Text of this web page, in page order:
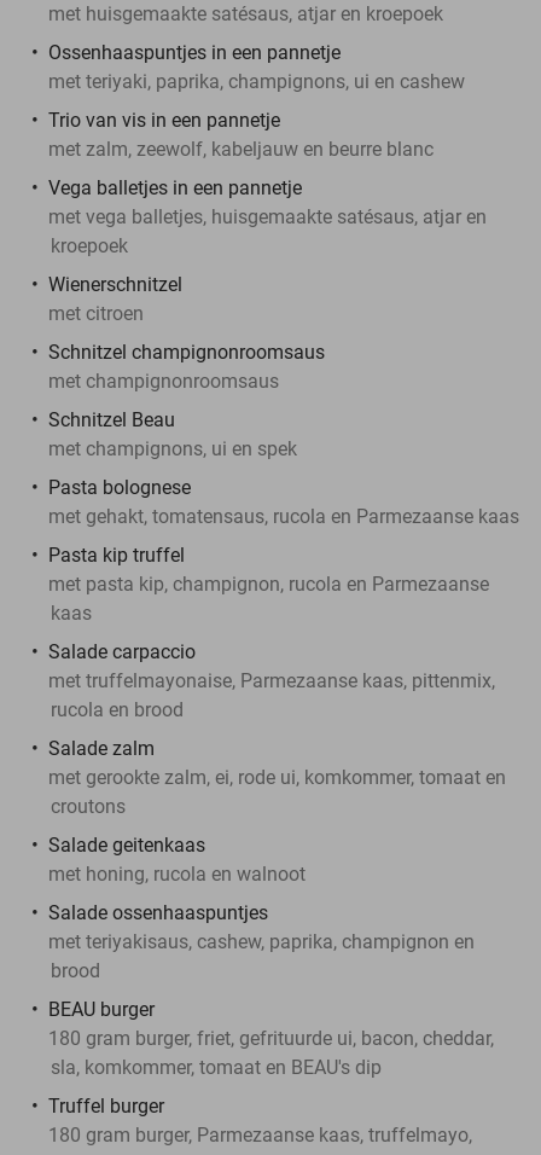
met huisgemaakte satésaus, atjar en kroepoek
Ossenhaaspuntjes in een pannetje
met teriyaki, paprika, champignons, ui en cashew
Trio van vis in een pannetje
met zalm, zeewolf, kabeljauw en beurre blanc
Vega balletjes in een pannetje
met vega balletjes, huisgemaakte satésaus, atjar en
kroepoek
Wienerschnitzel
met citroen
Schnitzel champignonroomsaus
met champignonroomsaus
Schnitzel Beau
met champignons, ui en spek
Pasta bolognese
met gehakt, tomatensaus, rucola en Parmezaanse kaas
Pasta kip truffel
met pasta kip, champignon, rucola en Parmezaanse
kaas
Salade carpaccio
met truffelmayonaise, Parmezaanse kaas, pittenmix,
rucola en brood
Salade zalm
met gerookte zalm, ei, rode ui, komkommer, tomaat en
croutons
Salade geitenkaas
met honing, rucola en walnoot
Salade ossenhaaspuntjes
met teriyakisaus, cashew, paprika, champignon en
brood
BEAU burger
180 gram burger, friet, gefrituurde ui, bacon, cheddar,
sla, komkommer, tomaat en BEAU's dip
Truffel burger
180 gram burger, Parmezaanse kaas, truffelmayo,